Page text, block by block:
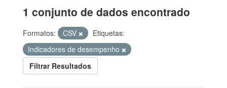
1 conjunto de dados encontrado
Formatos: CSV
Etiquetas:
Indicadores de desempenho
Filtrar Resultados